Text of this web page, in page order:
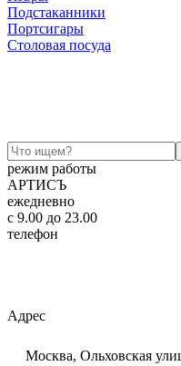
Подстаканники
Портсигары
Столовая посуда
режим работы
АРТИСЪ
ежедневно
c 9.00 до 23.00
телефон
Адрес
Москва, Ольховская